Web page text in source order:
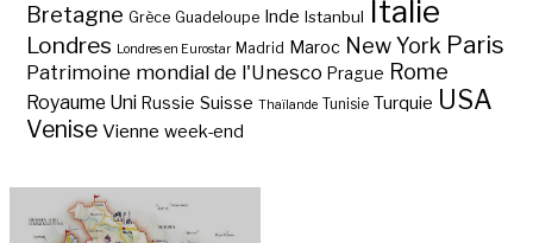
Bretagne Grèce Guadeloupe Inde Istanbul Italie
Londres Londres en Eurostar Madrid Maroc New York Paris
Patrimoine mondial de l'Unesco Prague Rome
Royaume Uni Russie Suisse Thaïlande Tunisie Turquie USA
Venise Vienne week-end